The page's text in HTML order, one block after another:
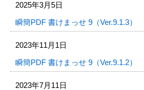
2025年3月5日
瞬簡PDF 書けまっせ 9（Ver.9.1.3）
2023年11月1日
瞬簡PDF 書けまっせ 9（Ver.9.1.2）
2023年7月11日